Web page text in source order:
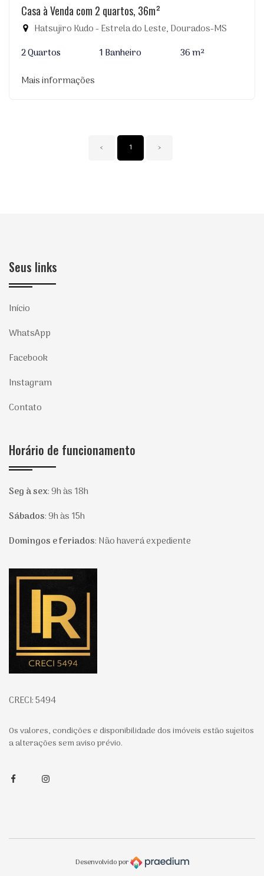
Casa à Venda com 2 quartos, 36m²
Hatsujiro Kudo - Estrela do Leste, Dourados-MS
2 Quartos
1 Banheiro
36 m²
Mais informações
‹ 1 ›
Seus links
Início
WhatsApp
Facebook
Instagram
Contato
Horário de funcionamento
Seg à sex:9h às 18h
Sábados:9h às 15h
Domingos e feriados: Não haverá expediente
Página inicial
CRECI: 5494
Os valores, condições e disponibilidade dos imóveis estão sujeitos
a alterações sem aviso prévio.
FacebookInstagram
Desenvolvido por